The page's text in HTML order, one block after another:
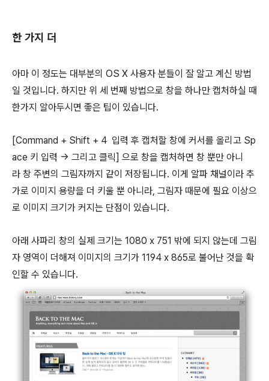
한 가지 더
아마 이 정도는 대부분의 OS X 사용자 분들이 잘 알고 계신 방법
일 것입니다. 하지만 위 세 번째 방법으로 창을 하나만 캡처하실 때
한가지 알아두시면 좋은 팁이 있습니다.
[Command + Shift + 4 입력 후 캡처할 창에 커서를 올리고 Sp
ace 키 입력 → 그리고 클릭] 으로 창을 캡처하면 창 뿐만 아니
라 창 주변의 그림자까지 같이 저장됩니다. 이게 알파 채널이라 추
가로 이미지 용량을 더 키울 뿐 아니라, 그림자 때문에 필요 이상으
로 이미지 크기가 커지는 단점이 있습니다.
아래 사파리 창의 실제 크기는 1080 x 751 밖에 되지 않는데 그림
자 영역이 더해져 이미지의 크기가 1194 x 865로 불어난 것을 확
인할 수 있습니다.